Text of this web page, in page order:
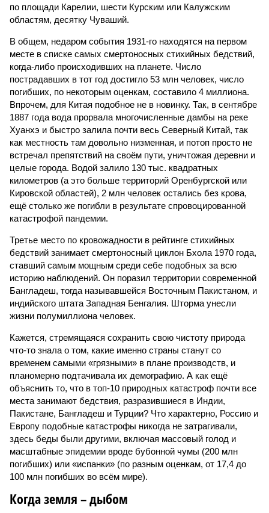
по площади Карелии, шести Курским или Калужским
областям, десятку Чуваший.
В общем, недаром события 1931-го находятся на первом
месте в списке самых смертоносных стихийных бедствий,
когда-либо происходивших на планете. Число
пострадавших в тот год достигло 53 млн человек, число
погибших, по некоторым оценкам, составило 4 миллиона.
Впрочем, для Китая подобное не в новинку. Так, в сентябре
1887 года вода прорвала многочисленные дамбы на реке
Хуанхэ и быстро залила почти весь Северный Китай, так
как местность там довольно низменная, и потоп просто не
встречал препятствий на своём пути, уничтожая деревни и
целые города. Водой залило 130 тыс. квадратных
километров (а это больше территорий Оренбургской или
Кировской областей), 2 млн человек остались без крова,
ещё столько же погибли в результате спровоцированной
катастрофой пандемии.
Третье место по кровожадности в рейтинге стихийных
бедствий занимает смертоносный циклон Бхола 1970 года,
ставший самым мощным среди себе подобных за всю
историю наблюдений. Он поразил территории современной
Бангладеш, тогда называвшейся Восточным Пакистаном, и
индийского штата Западная Бенгалия. Шторма унесли
жизни полумиллиона человек.
Кажется, стремящаяся сохранить свою чистоту природа
что-то знала о том, какие именно страны станут со
временем самыми «грязными» в плане производств, и
планомерно подтачивала их демографию. А как ещё
объяснить то, что в топ-10 природных катастроф почти все
места занимают бедствия, разразившиеся в Индии,
Пакистане, Бангладеш и Турции? Что характерно, Россию и
Европу подобные катастрофы никогда не затрагивали,
здесь беды были другими, включая массовый голод и
масштабные эпидемии вроде бубонной чумы (200 млн
погибших) или «испанки» (по разным оценкам, от 17,4 до
100 млн погибших во всём мире).
Когда земля – дыбом